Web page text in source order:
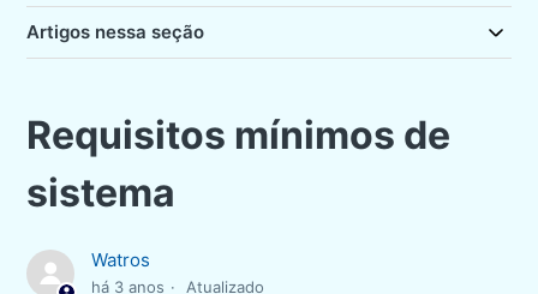
Artigos nessa seção
Requisitos mínimos de
sistema
Watros
há 3 anos Atualizado